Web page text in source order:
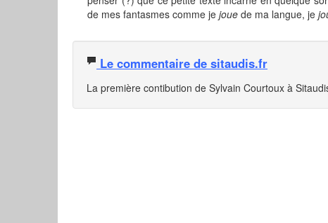
de mes fantasmes comme je joue de ma langue, je
Le commentaire de sitaudis.fr
La première contibution de Sylvain Courtoux à